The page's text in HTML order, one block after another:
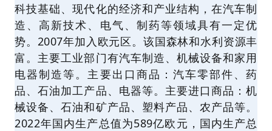
科技基础、现代化的经济和产业结构，在汽车制
造、高新技术、电气、制药等领域具有一定优
势。2007年加入欧元区。该国森林和水利资源丰
富。主要工业部门有汽车制造、机械设备和家用
电器制造等。主要出口商品：汽车零部件、药
品、石油加工产品、电器等。主要进口商品：机
械设备、石油和矿产品、塑料产品、农产品等。
2022年国内生产总值为589亿欧元，国内生产总